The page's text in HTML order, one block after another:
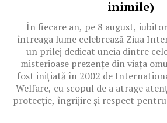
inimile)
În fiecare an, pe 8 august,
întreaga lume celebrează Ziua
un prilej dedicat uneia dintre
misterioase prezențe din viața
fost inițiată în 2002 de
Welfare, cu scopul de a atrage